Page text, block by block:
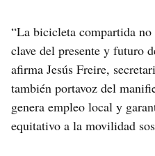
“La bicicleta compartida no
clave del presente y futuro
afirma Jesús Freire,
también portavoz del
genera empleo local y
equitativo a la movilidad